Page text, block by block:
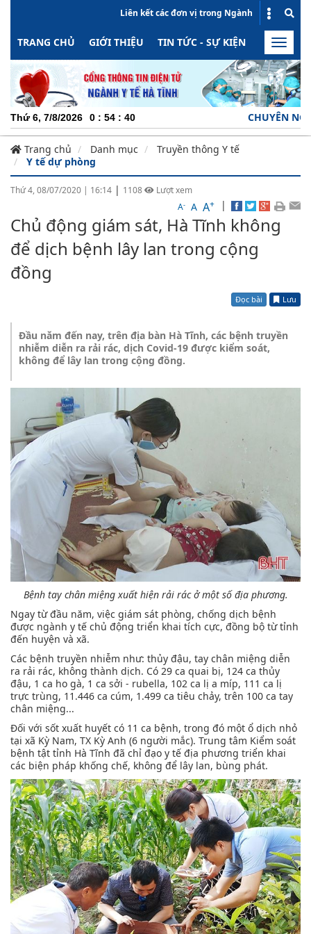
Liên kết các đơn vị trong Ngành
TRANG CHỦ GIỚI THIỆU TIN TỨC - SỰ KIỆN HOẠT
Toggle
Thứ 6, 7/8/2026 0 : 54 : 41 CHUYÊN
Trang chủ Danh mục
Truyền thông Y tế
Y tế dự phòng
Thứ 4, 08/07/2020 | 16:14 | 1108
Lượt xem
A- A A+ |
Chủ động giám sát, Hà Tĩnh không
để dịch bệnh lây lan trong cộng
đồng
Đọc bài Lưu
Đầu năm đến nay, trên địa bàn Hà Tĩnh, các bệnh truyền
nhiễm diễn ra rải rác, dịch Covid-19 được kiểm soát,
không để lây lan trong cộng đồng.
Bệnh tay chân miệng xuất hiện rải rác ở một số địa phương.
Ngay từ đầu năm, việc giám sát phòng, chống dịch bệnh
được ngành y tế chủ động triển khai tích cực, đồng bộ từ tỉnh
đến huyện và xã.
Các bệnh truyền nhiễm như: thủy đậu, tay chân miệng diễn
ra rải rác, không thành dịch. Có 29 ca quai bị, 124 ca thủy
đậu, 1 ca ho gà, 1 ca sởi - rubella, 102 ca lị a míp, 111 ca lị
trực trùng, 11.446 ca cúm, 1.499 ca tiêu chảy, trên 100 ca tay
chân miệng...
Đối với sốt xuất huyết có 11 ca bệnh, trong đó một ổ dịch nhỏ
tại xã Kỳ Nam, TX Kỳ Anh (6 người mắc). Trung tâm Kiểm soát
bệnh tật tỉnh Hà Tĩnh đã chỉ đạo y tế địa phương triển khai
các biện pháp khống chế, không để lây lan, bùng phát.